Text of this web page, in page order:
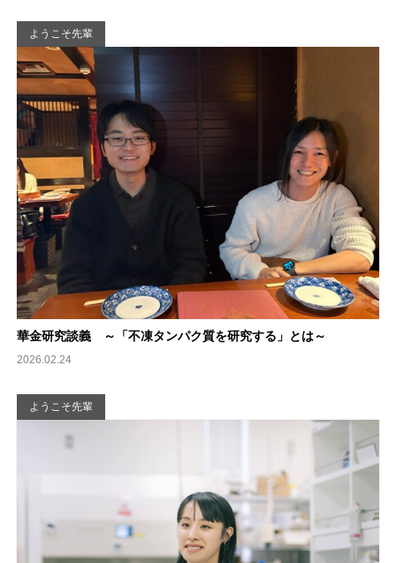
ようこそ先輩
華金研究談義 ～「不凍タンパク質を研究する」とは～
2026.02.24
ようこそ先輩